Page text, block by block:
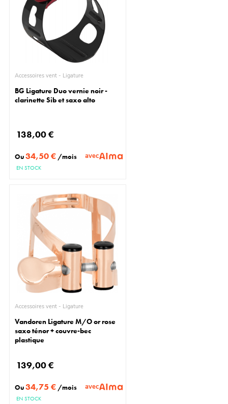
Accessoires vent - Ligature
BG Ligature Duo vernie noir -
clarinette Sib et saxo alto
138,00 €
Ou34,50 € /mois avec
EN STOCK
Accessoires vent - Ligature
Vandoren Ligature M/O or rose
saxo ténor + couvre-bec
plastique
139,00 €
Ou34,75 € /mois avec
EN STOCK